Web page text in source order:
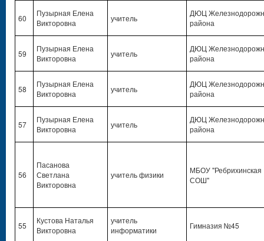
60
Пузырная Елена
Викторовна
учитель
ДЮЦ
района
59
Пузырная Елена
Викторовна
учитель
ДЮЦ
района
58
Пузырная Елена
Викторовна
учитель
ДЮЦ
района
57
Пузырная Елена
Викторовна
учитель
ДЮЦ
района
56
Пасанова
Светлана
Викторовна
учитель физики
МБОУ "Ребрихинская
СОШ"
55
Кустова Наталья
Викторовна
учитель
информатики
Гимназия №45